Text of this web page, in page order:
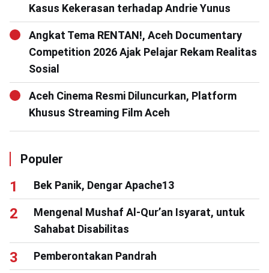
Kasus Kekerasan terhadap Andrie Yunus
Angkat Tema RENTAN!, Aceh Documentary
Competition 2026 Ajak Pelajar Rekam Realitas
Sosial
Aceh Cinema Resmi Diluncurkan, Platform
Khusus Streaming Film Aceh
Populer
Bek Panik, Dengar Apache13
Mengenal Mushaf Al-Qur’an Isyarat, untuk
Sahabat Disabilitas
Pemberontakan Pandrah